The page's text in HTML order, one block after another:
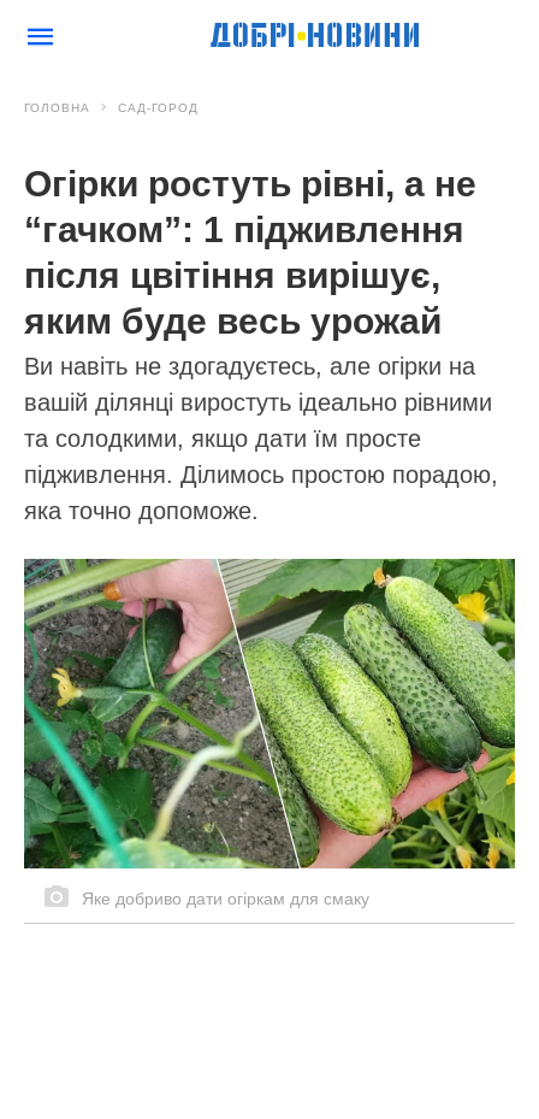
ГОЛОВНА САД-ГОРОД
Огірки ростуть рівні, а не
“гачком”: 1 підживлення
після цвітіння вирішує,
яким буде весь урожай
Ви навіть не здогадуєтесь, але огірки на
вашій ділянці виростуть ідеально рівними
та солодкими, якщо дати їм просте
підживлення. Ділимось простою порадою,
яка точно допоможе.
Яке добриво дати огіркам для смаку